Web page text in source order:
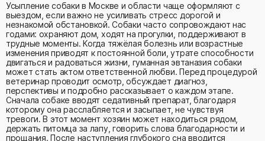
Усыпление собаки в Москве и области чаще оформляют с
выездом, если важно не усиливать стресс дорогой и
незнакомой обстановкой. Собаки часто сопровождают нас
годами: охраняют дом, ходят на прогулки, поддерживают в
трудные моменты. Когда тяжёлая болезнь или возрастные
изменения приводят к постоянной боли, утрате способности
двигаться и радоваться жизни, гуманная эвтаназия собаки
может стать актом ответственной любви. Перед процедурой
ветеринар проводит осмотр, обсуждает диагноз,
перспективы и подробно рассказывает о каждом этапе.
Сначала собаке вводят седативный препарат, благодаря
которому она расслабляется и засыпает, не чувствуя
тревоги. В этот момент хозяин может находиться рядом,
держать питомца за лапу, говорить слова благодарности и
прощания. После наступления глубокого сна вводится